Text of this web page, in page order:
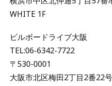
WHITE 1F
ビルボードライブ大阪
TEL:06-6342-7722
〒530-0001
大阪市北区梅田2丁目2番22